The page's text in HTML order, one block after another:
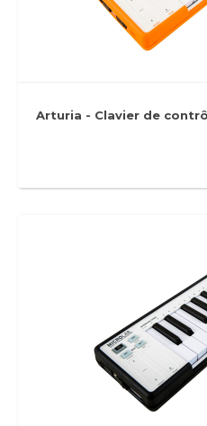
Arturia - Clavier de